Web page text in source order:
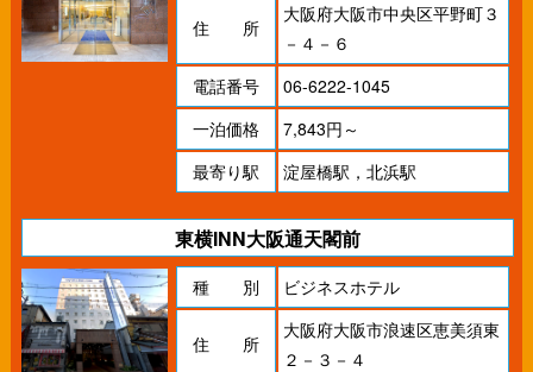
住 所
大阪府大阪市中央区平野町３
－４－６
電話番号
06-6222-1045
一泊価格
7,843円～
最寄り駅
淀屋橋駅，北浜駅
東横INN大阪通天閣前
種 別 ビジネスホテル
住 所
大阪府大阪市浪速区恵美須東
２－３－４